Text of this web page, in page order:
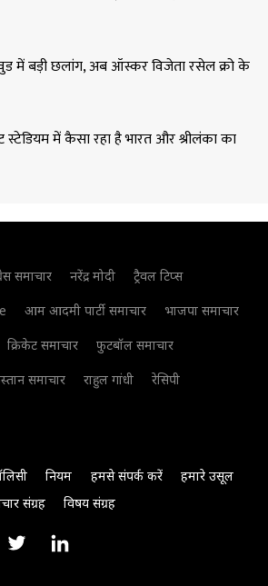
में बड़ी छलांग, अब ऑस्कर विजेता रसेल क्रो के
स्टेडियम में कैसा रहा है भारत और श्रीलंका का
समाचार नरेंद्र मोदी
ट्रैवल टिप्स
आम आदमी पार्टी समाचार
भाजपा समाचार
क्रिकेट समाचार
फुटबॉल समाचार
समाचार राहुल गांधी
रेसिपी
नियम हमसे संपर्क करें
हमारे उसूल
संग्रह विषय संग्रह